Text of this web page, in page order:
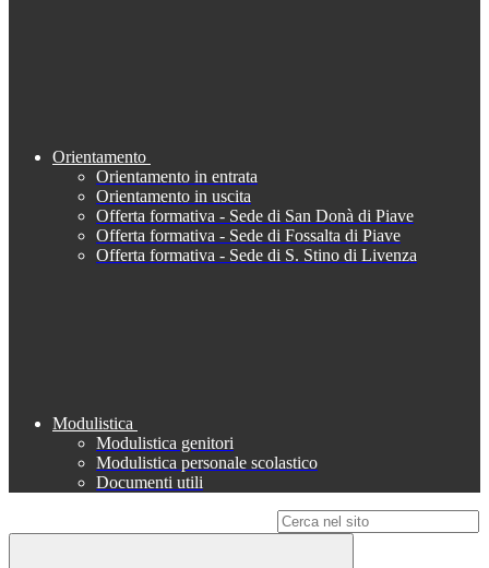
Orientamento
Orientamento in entrata
Orientamento in uscita
Offerta formativa - Sede di San Donà di Piave
Offerta formativa - Sede di Fossalta di Piave
Offerta formativa - Sede di S. Stino di Livenza
Modulistica
Modulistica genitori
Modulistica personale scolastico
Documenti utili